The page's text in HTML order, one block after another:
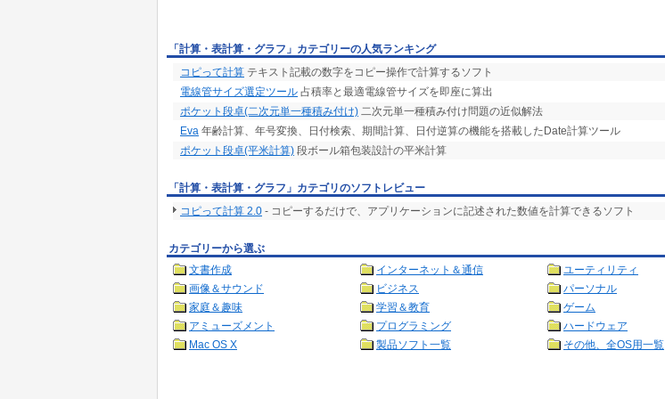
「計算・表計算・グラフ」カテゴリーの人気ランキング
コピって計算 テキスト記載の数字をコピー操作で計算するソフト
電線管サイズ選定ツール 占積率と最適電線管サイズを即座に算出
ポケット段卓(二次元単一種積み付け) 二次元単一種積み付け問題の近似解法
Eva 年齢計算、年号変換、日付検索、期間計算、日付逆算の機能を搭載したDate計算ツール
ポケット段卓(平米計算) 段ボール箱包装設計の平米計算
「計算・表計算・グラフ」カテゴリのソフトレビュー
コピって計算 2.0 - コピーするだけで、アプリケーションに記述された数値を計算できるソフト
カテゴリーから選ぶ
文書作成
インターネット＆通信
ユーティリティ
画像＆サウンド
ビジネス
パーソナル
家庭＆趣味
学習＆教育
ゲーム
アミューズメント
プログラミング
ハードウェア
Mac OS X
製品ソフト一覧 その他、全OS用一覧